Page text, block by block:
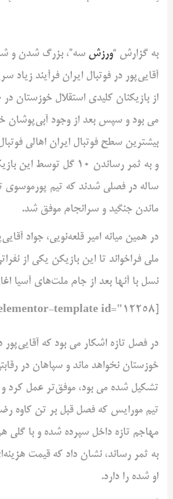
به گزارش “ورزش سه”، بزرگ شدن و
آقایی‌پور در فوتبال ایران فرآیند
از بازیکنان کلیدی استقلال خوزستان
می بود و سپس بعد از وجود آبی‌پوشان
بیشترین سطح فوتبال ایران اهالی
ساله در فصلی شدند که تیم پورموسوی
ماندن جنگید و سرانجام موفق شد.
در همین میانه امیر قلعه‌‌نویی، جواد
ملی فراخواند تا این بازیکن یکی از
نسل با آنها بعد از جام ملت‌های آسیا
در فصل تازه اشکار می بود که آقایی‌پور
خوزستان نخواهد ماند و سپاهان در
تیم مورایس که فصل قبل بر تن کاوه
مهاجم تازه داخل سپرده شده و با گلی
به ثمر رساند، نشان داد که قیمت
او شده را دارد.